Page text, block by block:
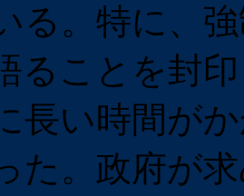
る。特に、
ることを封
長い時間が
た。政府が